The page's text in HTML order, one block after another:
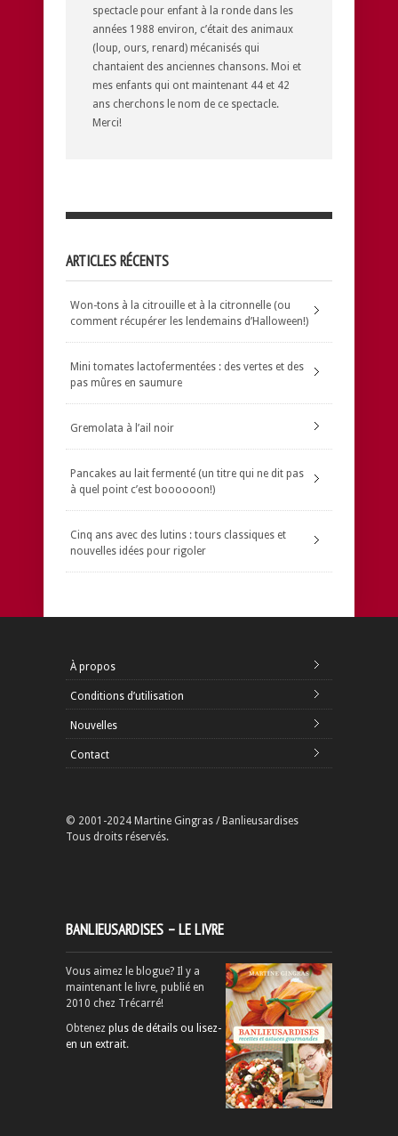
spectacle pour enfant à la ronde dans les
années 1988 environ, c’était des animaux
(loup, ours, renard) mécanisés qui
chantaient des anciennes chansons. Moi et
mes enfants qui ont maintenant 44 et 42
ans cherchons le nom de ce spectacle.
Merci!
ARTICLES RÉCENTS
Won-tons à la citrouille et à la citronnelle (ou
comment récupérer les lendemains d’Halloween!)
Mini tomates lactofermentées : des vertes et des
pas mûres en saumure
Gremolata à l’ail noir
Pancakes au lait fermenté (un titre qui ne dit pas
à quel point c’est boooooon!)
Cinq ans avec des lutins : tours classiques et
nouvelles idées pour rigoler
À propos
Conditions d’utilisation
Nouvelles
Contact
© 2001-2024 Martine Gingras / Banlieusardises
Tous droits réservés.
BANLIEUSARDISES – LE LIVRE
Vous aimez le blogue? Il y a
maintenant le livre, publié en
2010 chez Trécarré!
Obtenez plus de détails ou lisez-
en un extrait.